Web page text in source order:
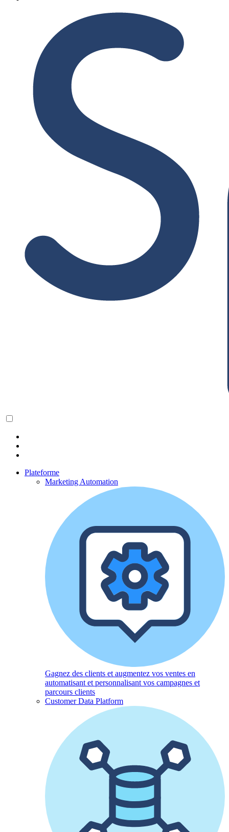
Plateforme
Marketing Automation
Gagnez des clients et augmentez vos ventes en
automatisant et personnalisant vos campagnes et
parcours clients
Customer Data Platform